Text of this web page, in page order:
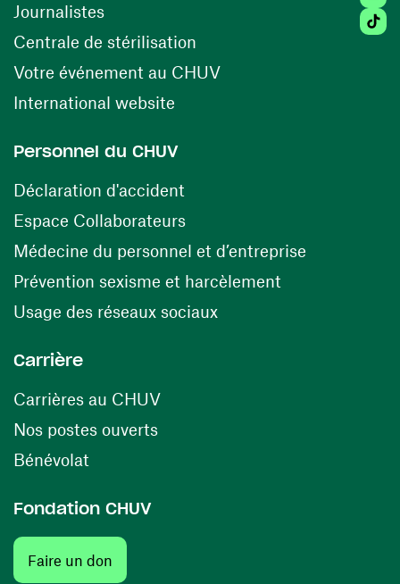
Journalistes
Centrale de stérilisation (opens in a new window)
Votre événement au CHUV(opens in a new
International website
Personnel du CHUV
Déclaration d'accident
Espace Collaborateurs(opens in a new window)
Médecine du personnel et d’entreprise
Prévention sexisme et harcèlement
Usage des réseaux sociaux(opens in a new
Carrière
Carrières au CHUV(opens in a new window)
Nos postes ouverts(opens in a new window)
Bénévolat
Fondation CHUV
Faire un don